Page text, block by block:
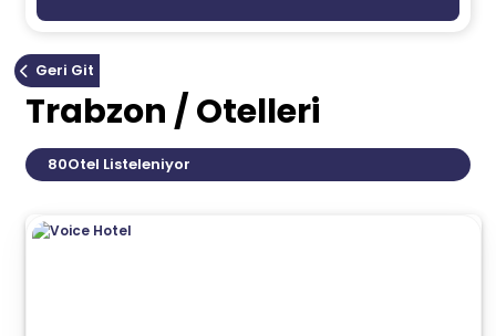
Geri Git
Trabzon / Otelleri
80Otel Listeleniyor